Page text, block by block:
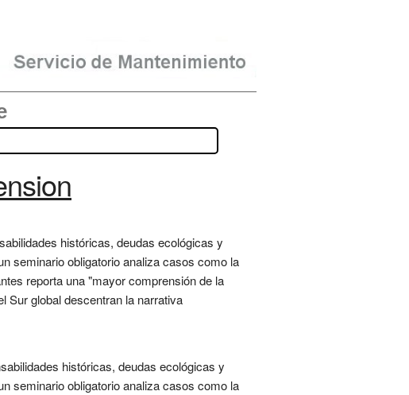
históricas, deudas ecológicas y
seminario obligatorio analiza casos como la
reporta una "mayor comprensión de la
Sur global descentran la narrativa
históricas, deudas ecológicas y
seminario obligatorio analiza casos como la